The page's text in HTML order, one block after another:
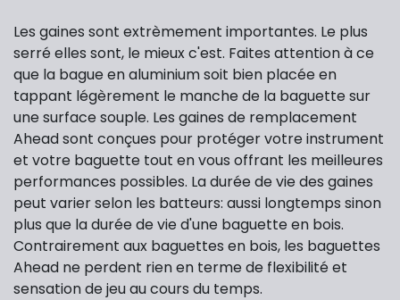
Les gaines sont extrèmement importantes. Le plus
serré elles sont, le mieux c'est. Faites attention à ce
que la bague en aluminium soit bien placée en
tappant légèrement le manche de la baguette sur
une surface souple. Les gaines de remplacement
Ahead sont conçues pour protéger votre instrument
et votre baguette tout en vous offrant les meilleures
performances possibles. La durée de vie des gaines
peut varier selon les batteurs: aussi longtemps sinon
plus que la durée de vie d'une baguette en bois.
Contrairement aux baguettes en bois, les baguettes
Ahead ne perdent rien en terme de flexibilité et
sensation de jeu au cours du temps.